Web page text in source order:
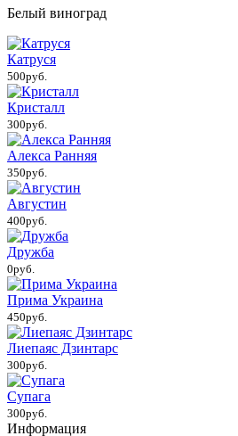
Белый виноград
Катруся
500руб.
Кристалл
300руб.
Алекса Ранняя
350руб.
Августин
400руб.
Дружба
0руб.
Прима Украина
450руб.
Лиепаяс Дзинтарс
300руб.
Супага
300руб.
Информация